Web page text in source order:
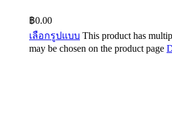
฿0.00
เลือกรูปแบบ This product has
may be chosen on the product page